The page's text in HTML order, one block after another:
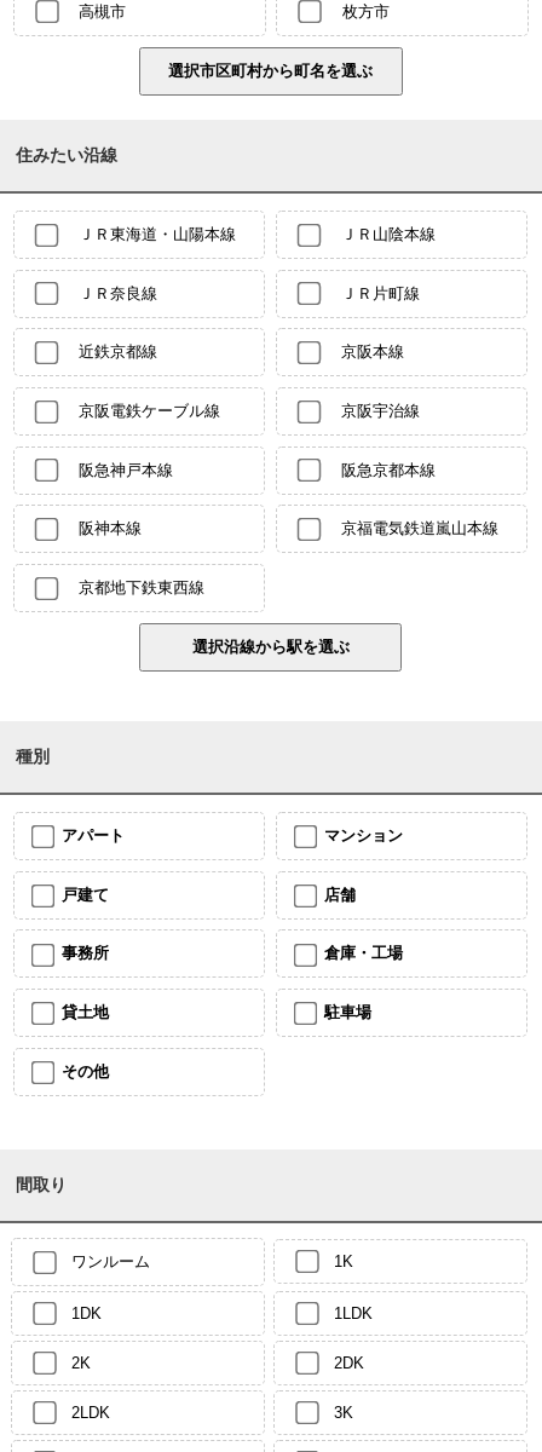
高槻市 枚方市
住みたい沿線
ＪＲ東海道・山陽本線 ＪＲ山陰本線
ＪＲ奈良線 ＪＲ片町線
近鉄京都線 京阪本線
京阪電鉄ケーブル線 京阪宇治線
阪急神戸本線 阪急京都本線
阪神本線 京福電気鉄道嵐山本線
京都地下鉄東西線
種別
アパート マンション
戸建て 店舗
事務所 倉庫・工場
貸土地 駐車場
その他
間取り
ワンルーム 1K
1DK 1LDK
2K 2DK
2LDK 3K